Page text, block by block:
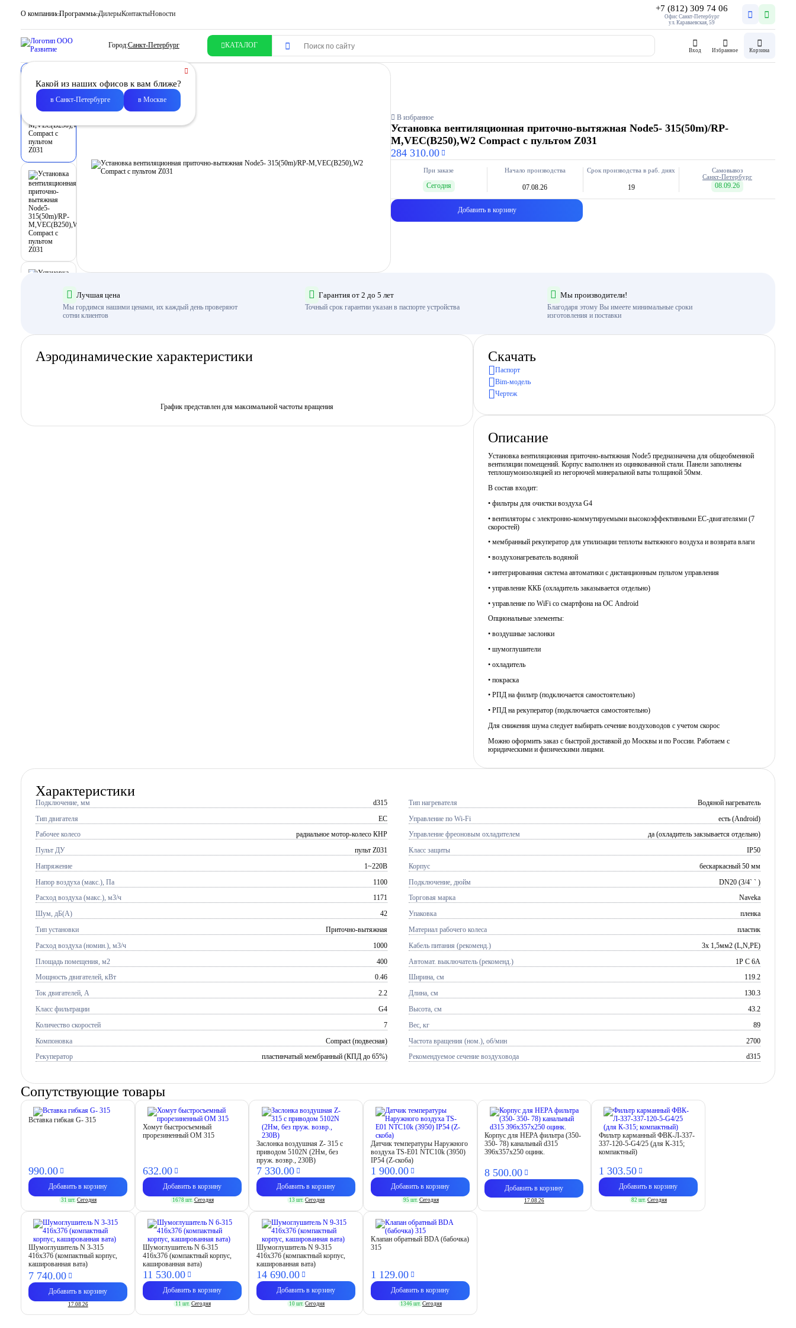
О компании Программы ДилерыКонтактыНовости
+7 (812) 309 74 06
Офис Санкт-Петербург
ул. Караваевская, 59
Город:Санкт-Петербург КАТАЛОГ
Вход Избранное Корзина
Какой из наших офисов к вам ближе?
в Санкт-Петербурге в Москве
В избранное
Установка вентиляционная приточно-вытяжная Node5- 315(50m)/RP-
M,VEC(B250),W2 Compact с пультом Z031
284 310.00
При заказе
Сегодня
Начало производства
07.08.26
Срок производства в раб. днях
19
Самовывоз
Санкт-Петербург
08.09.26
Добавить в корзину
Лучшая цена
Мы гордимся нашими ценами, их каждый день проверяют
сотни клиентов
Гарантия от 2 до 5 лет
Точный срок гарантии указан в паспорте устройства
Мы производители!
Благодаря этому Вы имеете минимальные сроки
изготовления и поставки
Аэродинамические характеристики
График представлен для максимальной частоты вращения
Скачать
Паспорт
Bim-модель
Чертеж
Описание
Установка вентиляционная приточно-вытяжная Node5 предназначена для общеобменной
вентиляции помещений. Корпус выполнен из оцинкованной стали. Панели заполнены
теплошумоизоляцией из негорючей минеральной ваты толщиной 50мм.
В состав входит:
• фильтры для очистки воздуха G4
• вентиляторы c электронно-коммутируемыми высокоэффективными EC-двигателями (7
скоростей)
• мембранный рекуператор для утилизации теплоты вытяжного воздуха и возврата влаги
• воздухонагреватель водяной
• интегрированная система автоматики с дистанционным пультом управления
• управление ККБ (охладитель заказывается отдельно)
• управление по WiFi со смартфона на ОС Android
Опциональные элементы:
• воздушные заслонки
• шумоглушители
• охладитель
• покраска
• РПД на фильтр (подключается самостоятельно)
• РПД на рекуператор (подключается самостоятельно)
Для снижения шума следует выбирать сечение воздуховодов с учетом скорос
Можно оформить заказ с быстрой доставкой до Москвы и по России. Работаем с
юридическими и физическими лицами.
Характеристики
Подключение, мм d315
Тип двигателя EC
Рабочее колесо радиальное мотор-колесо КНР
Пульт ДУ пульт Z031
Напряжение 1~220В
Напор воздуха (макс.), Па 1100
Расход воздуха (макс.), м3/ч 1171
Шум, дБ(А) 42
Тип установки Приточно-вытяжная
Расход воздуха (номин.), м3/ч 1000
Площадь помещения, м2 400
Мощность двигателей, кВт 0.46
Ток двигателей, А 2.2
Класс фильтрации G4
Количество скоростей 7
Компоновка Compact (подвесная)
Рекуператор пластинчатый мембранный (КПД до 65%)
Тип нагревателя Водяной нагреватель
Управление по Wi-Fi есть (Android)
Управление фреоновым охладителем да (охладитель закзывается отдельно)
Класс защиты IP50
Корпус бескаркасный 50 мм
Подключение, дюйм DN20 (3/4` ` )
Торговая марка Naveka
Упаковка пленка
Материал рабочего колеса пластик
Кабель питания (рекоменд.) 3х 1,5мм2 (L,N,PE)
Автомат. выключатель (рекоменд.) 1P C 6A
Ширина, см 119.2
Длина, см 130.3
Высота, см 43.2
Вес, кг 89
Частота вращения (ном.), об/мин 2700
Рекомендуемое сечение воздуховода d315
Сопутствующие товары
Вставка гибкая G- 315
990.00
Добавить в корзину
31 шт. Сегодня
Хомут быстросъемный
прорезиненный OM 315
632.00
Добавить в корзину
1678 шт. Сегодня
Заслонка воздушная Z- 315 с
приводом 5102N (2Нм, без
пруж. возвр., 230В)
7 330.00
Добавить в корзину
13 шт. Сегодня
Датчик температуры Наружного
воздуха TS-E01 NTC10k (3950)
IP54 (Z-скоба)
1 900.00
Добавить в корзину
95 шт. Сегодня
Корпус для HEPA фильтра (350-
350- 78) канальный d315
396х357х250 оцинк.
8 500.00
Добавить в корзину
17.08.26
Фильтр карманный ФВК-Л-337-
337-120-5-G4/25 (для К-315;
компактный)
1 303.50
Добавить в корзину
82 шт. Сегодня
Шумоглушитель N 3-315
416х376 (компактный корпус,
кашированная вата)
7 740.00
Добавить в корзину
17.08.26
Шумоглушитель N 6-315
416х376 (компактный корпус,
кашированная вата)
11 530.00
Добавить в корзину
11 шт. Сегодня
Шумоглушитель N 9-315
416х376 (компактный корпус,
кашированная вата)
14 690.00
Добавить в корзину
10 шт. Сегодня
Клапан обратный BDA (бабочка)
315
1 129.00
Добавить в корзину
1346 шт. Сегодня